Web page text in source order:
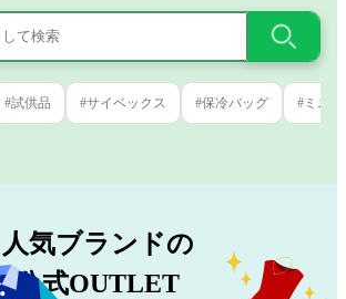
#試供品 #サイベックス #保冷バッグ #ミニ
人気ブランドの
公式OUTLET